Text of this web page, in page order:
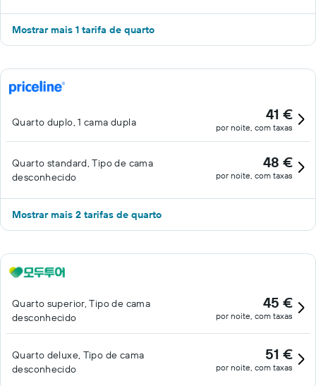
Mostrar mais 1 tarifa de quarto
Quarto duplo, 1 cama dupla 41 €
por noite, com taxas
Quarto standard, Tipo de cama
desconhecido
48 €
por noite, com taxas
Mostrar mais 2 tarifas de quarto
Quarto superior, Tipo de cama
desconhecido
45 €
por noite, com taxas
Quarto deluxe, Tipo de cama
desconhecido
51 €
por noite, com taxas